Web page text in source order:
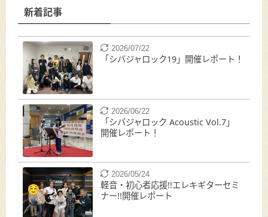
新着記事
2026/07/22
「シバジャロック19」開催レポート！
2026/06/22
「シバジャロック Acoustic Vol.7」
開催レポート！
2026/05/24
軽音・初心者応援!!エレキギターセミ
ナー!!開催レポート